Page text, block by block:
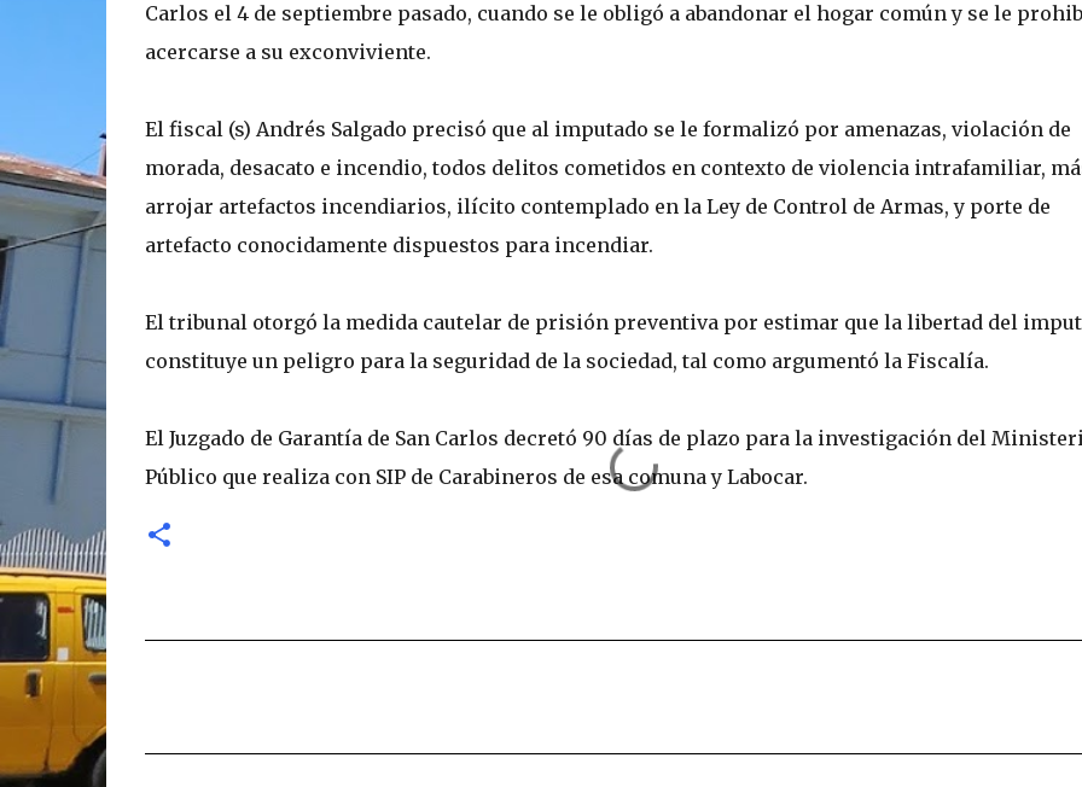
Carlos el 4 de septiembre pasado, cuando se le obligó a abandonar el hogar común y se le
acercarse a su exconviviente.
El fiscal (s) Andrés Salgado precisó que al imputado se le formalizó por amenazas, violación de
morada, desacato e incendio, todos delitos cometidos en contexto de violencia intrafamiliar,
arrojar artefactos incendiarios, ilícito contemplado en la Ley de Control de Armas, y porte de
artefacto conocidamente dispuestos para incendiar.
El tribunal otorgó la medida cautelar de prisión preventiva por estimar que la libertad del
constituye un peligro para la seguridad de la sociedad, tal como argumentó la Fiscalía.
El Juzgado de Garantía de San Carlos decretó 90 días de plazo para la investigación del
Público que realiza con SIP de Carabineros de esa comuna y Labocar.